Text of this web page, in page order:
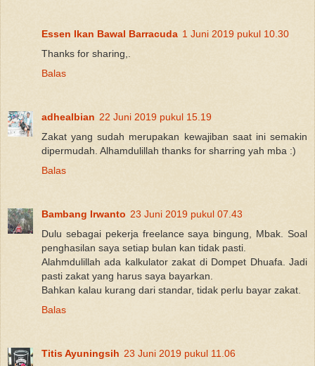
Essen Ikan Bawal Barracuda 1 Juni 2019 pukul 10.30
Thanks for sharing,.
Balas
adhealbian 22 Juni 2019 pukul 15.19
Zakat yang sudah merupakan kewajiban saat ini semakin
dipermudah. Alhamdulillah thanks for sharring yah mba :)
Balas
Bambang Irwanto 23 Juni 2019 pukul 07.43
Dulu sebagai pekerja freelance saya bingung, Mbak. Soal
penghasilan saya setiap bulan kan tidak pasti.
Alahmdulillah ada kalkulator zakat di Dompet Dhuafa. Jadi
pasti zakat yang harus saya bayarkan.
Bahkan kalau kurang dari standar, tidak perlu bayar zakat.
Balas
Titis Ayuningsih 23 Juni 2019 pukul 11.06